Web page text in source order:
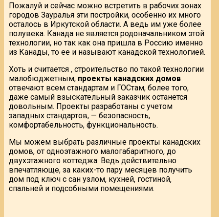
Пожалуй и сейчас можно встретить в рабочих зонах
городов Зауралья эти постройки, особенно их много
осталось в Иркутской области. А ведь им уже более
полувека. Канада не является родоначальником этой
технологии, но так как она пришла в Россию именно
из Канады, то ее и называют канадской технологией.
Хоть и считается , строительство по такой технологии
малобюджетным, проекты канадских домов
отвечают всем стандартам и ГОСтам, более того,
даже самый взыскательный заказчик останется
довольным. Проекты разработаны с учетом
западных стандартов, — безопасность,
комфортабельность, функциональность.
Мы можем выбрать различные проекты канадских
домов, от одноэтажного малогабаритного, до
двухэтажного коттеджа. Ведь действительно
впечатляюще, за каких-то пару месяцев получить
дом под ключ с сан узлом, кухней, гостиной,
спальней и подсобными помещениями.